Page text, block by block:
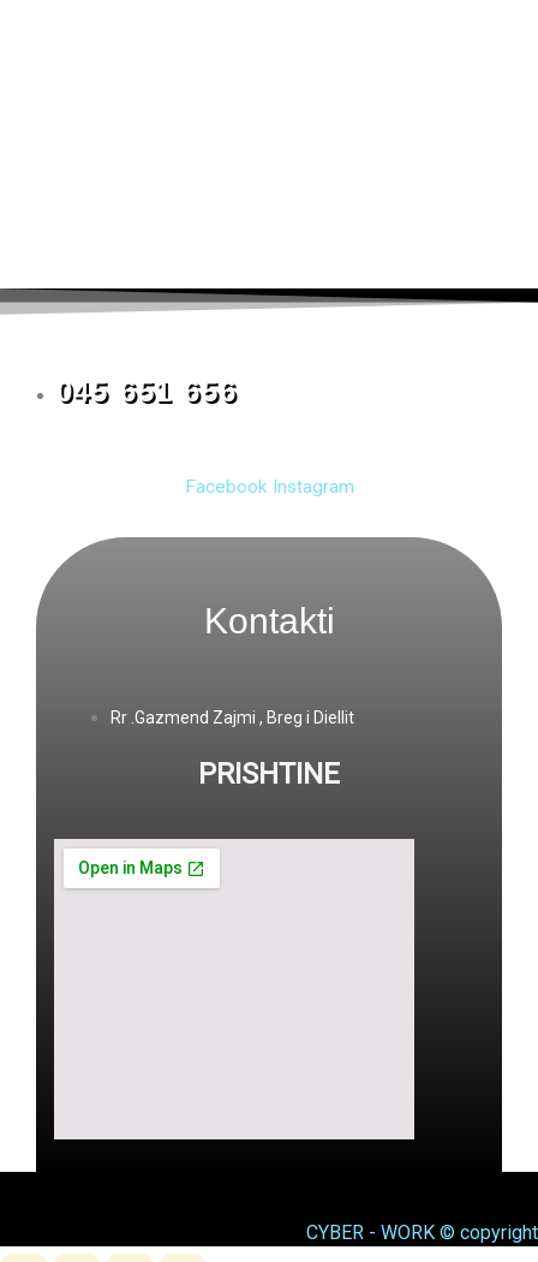
045 651 656
Facebook Instagram
Kontakti
Rr .Gazmend Zajmi , Breg i Diellit
PRISHTINE
CYBER - WORK © copyright